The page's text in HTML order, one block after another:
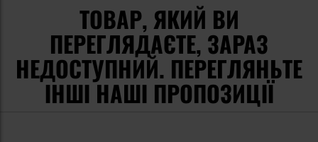
ТОВАР, ЯКИЙ ВИ
ПЕРЕГЛЯДАЄТЕ, ЗАРАЗ
НЕДОСТУПНИЙ. ПЕРЕГЛЯНЬТЕ
ІНШІ НАШІ ПРОПОЗИЦІЇ